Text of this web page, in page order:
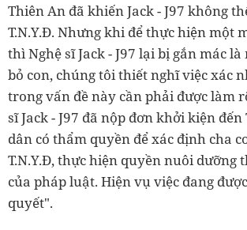
Thiên An đã khiến Jack - J97 không
T.N.Y.Đ. Nhưng khi để thực hiện một
thì Nghệ sĩ Jack - J97 lại bị gắn mác
bỏ con, chúng tôi thiết nghĩ việc xác
trong vấn đề này cần phải được làm
sĩ Jack - J97 đã nộp đơn khởi kiện
dân có thẩm quyền để xác định cha
T.N.Y.Đ, thực hiện quyền nuôi dưỡng
của pháp luật. Hiện vụ việc đang
quyết".